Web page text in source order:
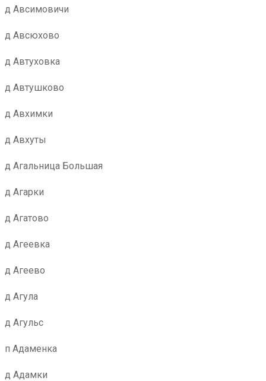
д Авсимовичи
д Авсюхово
д Автуховка
д Автушково
д Авхимки
д Авхуты
д Агальница Большая
д Агарки
д Агатово
д Агеевка
д Агеево
д Агула
д Агульс
п Адаменка
д Адамки